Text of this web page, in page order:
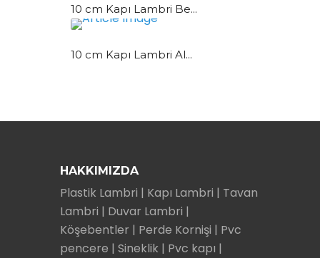
10 cm Kapı Lambri Be...
10 cm Kapı Lambri Al...
HAKKIMIZDA
Plastik Lambri | Kapı Lambri | Tavan
Lambri | Duvar Lambri |
Köşebentler | Perde Kornişi | Pvc
pencere | Sineklik | Pvc kapı |